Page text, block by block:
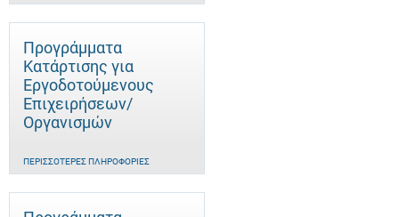
Προγράμματα
Κατάρτισης για
Εργοδοτούμενους
Επιχειρήσεων/
Οργανισμών
ΠΕΡΙΣΣΌΤΕΡΕΣ ΠΛΗΡΟΦΟΡΊΕΣ